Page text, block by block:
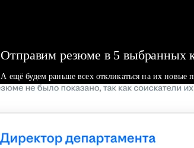
Отправим резюме в 5 выбранных
А ещё будем раньше всех откликаться на их новые